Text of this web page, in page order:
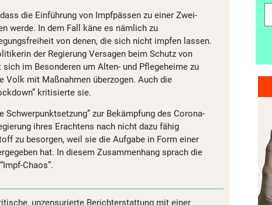
die Einführung von Impfpässen zu einer Zwei-
werde. In dem Fall käne es nämlich zu
von denen, die sich nicht impfen lassen.
der Regierung Versagen beim Schutz von
im Besonderen um Alten- und Pflegeheime zu
Volk mit Maßnahmen überzogen. Auch die
kritisierte sie.
Schwerpunktsetzung” zur Bekämpfung des Corona-
ihres Erachtens nach nicht dazu fähig
zu besorgen, weil sie die Aufgabe in Form einer
hat. In diesem Zusammenhang sprach die
Chaos”.
unzensurierte Berichterstattung mit einer